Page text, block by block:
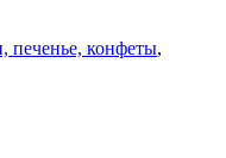
печенье, конфеты,